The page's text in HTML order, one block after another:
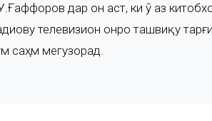
дар он аст, ки ӯ аз
телевизион онро ташвиқу
саҳм мегузорад.